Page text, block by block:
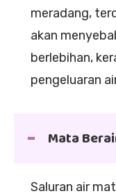
meradang,
akan
berlebihan,
pengeluaran
Mata
Saluran air